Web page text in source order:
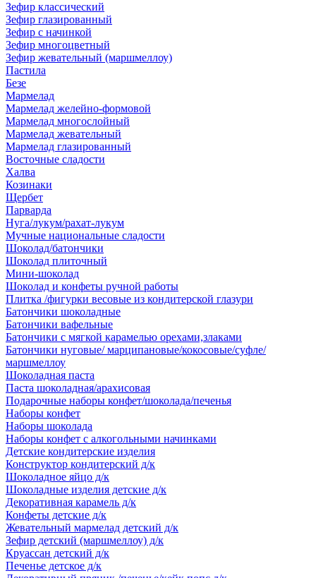
Зефир классический
Зефир глазированный
Зефир с начинкой
Зефир многоцветный
Зефир жевательный (маршмеллоу)
Пастила
Безе
Мармелад
Мармелад желейно-формовой
Мармелад многослойный
Мармелад жевательный
Мармелад глазированный
Восточные сладости
Халва
Козинаки
Щербет
Парварда
Нуга/лукум/рахат-лукум
Мучные национальные сладости
Шоколад/батончики
Шоколад плиточный
Мини-шоколад
Шоколад и конфеты ручной работы
Плитка /фигурки весовые из кондитерской глазури
Батончики шоколадные
Батончики вафельные
Батончики с мягкой карамелью орехами,злаками
Батончики нуговые/ марципановые/кокосовые/суфле/
маршмеллоу
Шоколадная паста
Паста шоколадная/арахисовая
Подарочные наборы конфет/шоколада/печенья
Наборы конфет
Наборы шоколада
Наборы конфет с алкогольными начинками
Детские кондитерские изделия
Конструктор кондитерский д/к
Шоколадное яйцо д/к
Шоколадные изделия детские д/к
Декоративная карамель д/к
Конфеты детские д/к
Жевательный мармелад детский д/к
Зефир детский (маршмеллоу) д/к
Круассан детский д/к
Печенье детское д/к